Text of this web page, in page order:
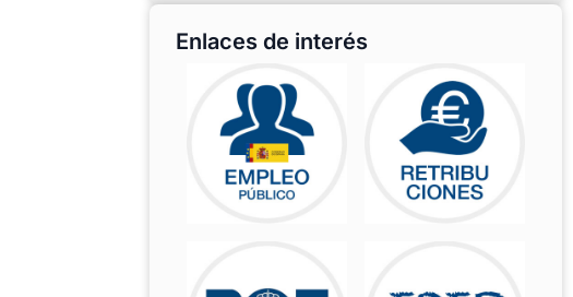
Enlaces de interés